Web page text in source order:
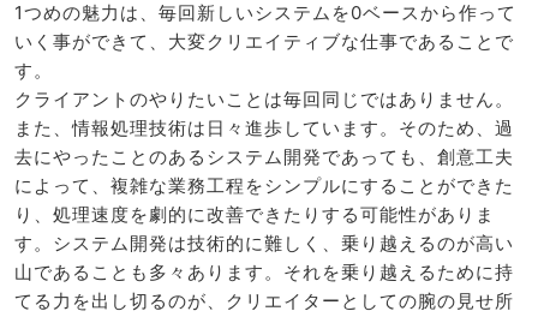
1つめの魅力は、毎回新しいシステムを0ベースから作って
いく事ができて、大変クリエイティブな仕事であることで
す。
クライアントのやりたいことは毎回同じではありません。
また、情報処理技術は日々進歩しています。そのため、過
去にやったことのあるシステム開発であっても、創意工夫
によって、複雑な業務工程をシンプルにすることができた
り、処理速度を劇的に改善できたりする可能性がありま
す。システム開発は技術的に難しく、乗り越えるのが高い
山であることも多々あります。それを乗り越えるために持
てる力を出し切るのが、クリエイターとしての腕の見せ所